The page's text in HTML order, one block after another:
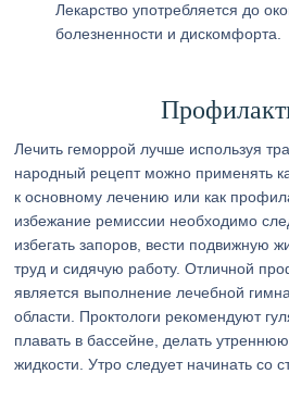
Лекарство употребляется до
болезненности и дискомфорта.
Лечить геморрой лучше используя
народный рецепт можно применять
к основному лечению или как
избежание ремиссии необходимо
избегать запоров, вести подвижную
труд и сидячую работу. Отличной
является выполнение лечебной
области. Проктологи рекомендуют
плавать в бассейне, делать
жидкости. Утро следует начинать со